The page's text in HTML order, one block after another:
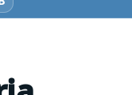
Bluesky